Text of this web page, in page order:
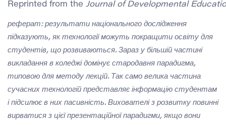
Reprinted from the Journal of Developmental
реферат: результати національного дослідження
підказують, як технології можуть покращити освіту для
студентів, що розвиваються. Зараз у більшій частині
викладання в коледжі домінує стародавня парадигма,
типовою для методу лекцій. Так само велика частина
сучасних технологій представляє інформацію студентам
і підсилює в них пасивність. Вихователі з розвитку повинні
вирватися з цієї презентаційної парадигми, якщо вони